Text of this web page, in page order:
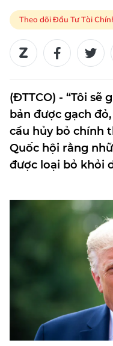
Theo dõi Đầu Tư Tài
(ĐTTCO) - “Tôi sẽ
bản được gạch
cầu hủy bỏ chính
Quốc hội rằng
được loại bỏ khỏi